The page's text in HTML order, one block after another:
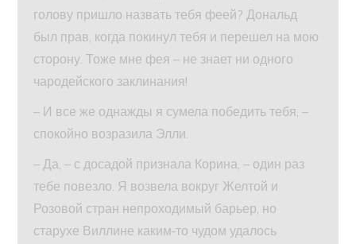
голову пришло назвать тебя феей? Дональд
был прав, когда покинул тебя и перешел на мою
сторону. Тоже мне фея – не знает ни одного
чародейского заклинания!
– И все же однажды я сумела победить тебя, –
спокойно возразила Элли.
– Да, – с досадой признала Корина, – один раз
тебе повезло. Я возвела вокруг Желтой и
Розовой стран непроходимый барьер, но
старухе Виллине каким‑то чудом удалось